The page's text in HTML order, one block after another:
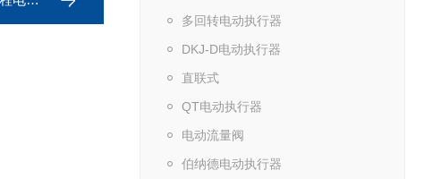
多回转电动执行器
DKJ-D电动执行器
直联式
QT电动执行器
电动流量阀
伯纳德电动执行器